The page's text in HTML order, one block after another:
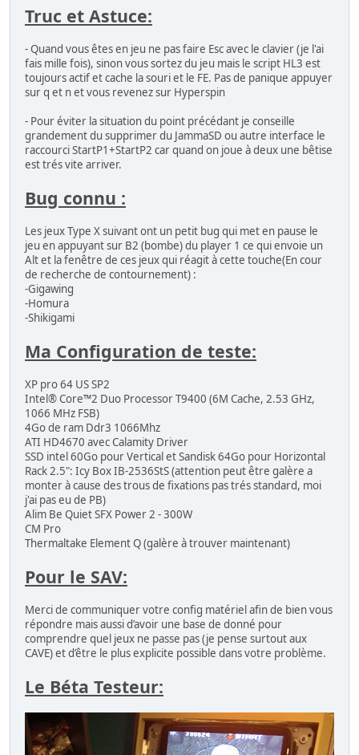
Air Duel
Image Fight
Lethal Thunder
Pound for Pound
The Battle-Road
JALECO (9):
Cybattler
Plus Alpha
Rock'n 3
Rock'n 4
Rock'n Tread
Scud Hammer
The Game Paradise - Master of Shooting!
KANEKO (7):
Cyvern
Super Qix
Dr. Toppel's Adventure
Gals Panic 3
Gals Panic
KONAMI (11)
City Bomber
Gaiapolis
Contra
Super Contra
Gang Busters
Ajax
Bells & Whistles
Dr. Toppel's Adventure
Battlantis
Devastators
NAMCO (22):
Dig Dug
Dig Dug II
Galaga
Quester
Truc et Astuce:
- Quand vous êtes en jeu ne pas faire Esc avec le clavier (je l'ai
fais mille fois), sinon vous sortez du jeu mais le script HL3 est
toujours actif et cache la souri et le FE. Pas de panique appuyer
sur q et n et vous revenez sur Hyperspin
- Pour éviter la situation du point précédant je conseille
grandement du supprimer du JammaSD ou autre interface le
raccourci StartP1+StartP2 car quand on joue à deux une bêtise
est trés vite arriver.
Bug connu :
Les jeux Type X suivant ont un petit bug qui met en pause le
jeu en appuyant sur B2 (bombe) du player 1 ce qui envoie un
Alt et la fenêtre de ces jeux qui réagit à cette touche(En cour
de recherche de contournement) :
-Gigawing
-Homura
-Shikigami
Ma Configuration de teste:
XP pro 64 US SP2
Intel® Core™2 Duo Processor T9400 (6M Cache, 2.53 GHz,
1066 MHz FSB)
4Go de ram Ddr3 1066Mhz
ATI HD4670 avec Calamity Driver
SSD intel 60Go pour Vertical et Sandisk 64Go pour Horizontal
Rack 2.5": Icy Box IB-2536StS (attention peut être galère a
monter à cause des trous de fixations pas trés standard, moi
j'ai pas eu de PB)
Alim Be Quiet SFX Power 2 - 300W
CM Pro
Thermaltake Element Q (galère à trouver maintenant)
Pour le SAV:
Merci de communiquer votre config matériel afin de bien vous
répondre mais aussi d’avoir une base de donné pour
comprendre quel jeux ne passe pas (je pense surtout aux
CAVE) et d’être le plus explicite possible dans votre problème.
Le Béta Testeur: